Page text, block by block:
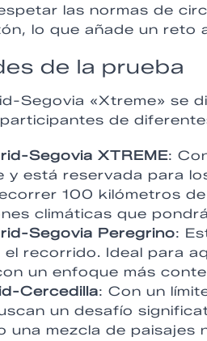
las normas de
lo que añade un reto
de la prueba
Segovia «Xtreme» se
de
Segovia XTREME:
y está reservada para
100 kilómetros
climáticas que
Segovia Peregrino:
recorrido. Ideal para
un enfoque más
Cercedilla: Con un
un desafío
una mezcla de paisajes